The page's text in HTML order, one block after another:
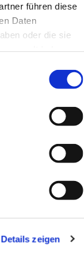
führen diese
Daten
oder die sie
Details zeigen